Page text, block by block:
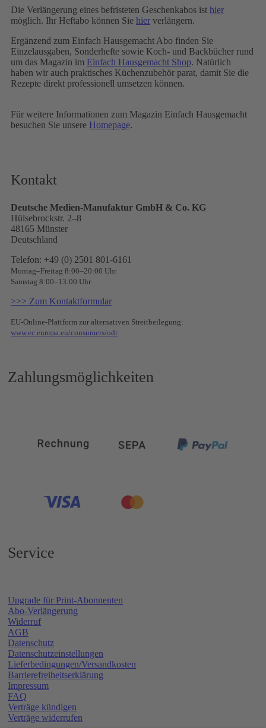
Die Verlängerung eines befristeten Geschenkabos ist hier
möglich. Ihr Heftabo können Sie hier verlängern.
Ergänzend zum Einfach Hausgemacht Abo finden Sie
Einzelausgaben, Sonderhefte sowie Koch- und Backbücher rund
um das Magazin im Einfach Hausgemacht Shop. Natürlich
haben wir auch praktisches Küchenzubehör parat, damit Sie die
Rezepte direkt professionell umsetzen können.
Für weitere Informationen zum Magazin Einfach Hausgemacht
besuchen Sie unsere Homepage.
Kontakt
Deutsche Medien-Manufaktur GmbH & Co. KG
Hülsebrockstr. 2–8
48165 Münster
Deutschland
Telefon: +49 (0) 2501 801-6161
Montag–Freitag 8:00–20:00 Uhr
Samstag 8:00–13:00 Uhr
>>> Zum Kontaktformular
EU-Online-Plattform zur alternativen Streitbeilegung:
www.ec.europa.eu/consumers/odr
Zahlungsmöglichkeiten
Service
Upgrade für Print-Abonnenten
Abo-Verlängerung
Widerruf
AGB
Datenschutz
Datenschutzeinstellungen
Lieferbedingungen/Versandkosten
Barrierefreiheitserklärung
Impressum
FAQ
Verträge kündigen
Verträge widerrufen